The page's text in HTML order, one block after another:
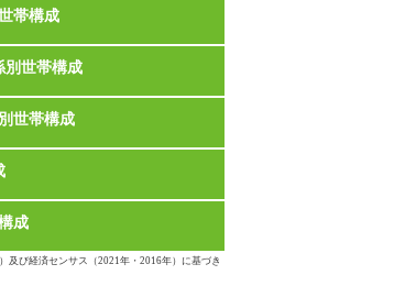
帯構成
別世帯構成
世帯構成
成
及び経済センサス（2021年・2016年）に基づき